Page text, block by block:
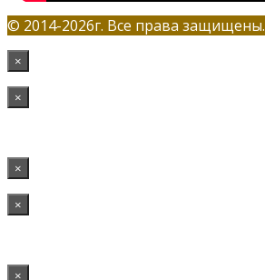
© 2014-2026г. Все права защищены.
×
×
×
×
×